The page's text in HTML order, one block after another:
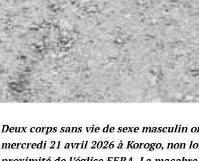
Deux corps sans vie de sexe masculin
mercredi 21 avril 2026 à Korogo, non